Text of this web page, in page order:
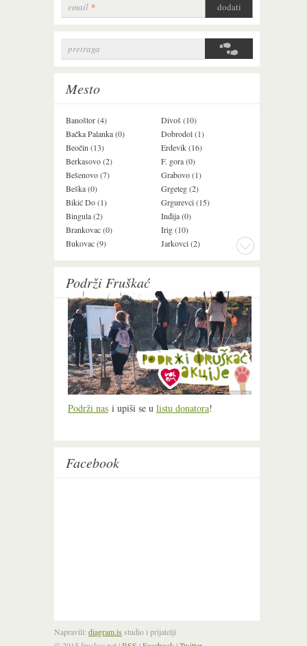
email *
Search form
pretraga
Mesto
Banoštor (4)
Bačka Palanka (0)
Beočin (13)
Berkasovo (2)
Bešenovo (7)
Beška (0)
Bikić Do (1)
Bingula (2)
Brankovac (0)
Bukovac (9)
Divoš (10)
Dobrodol (1)
Erdevik (16)
F. gora (0)
Grabovo (1)
Grgeteg (2)
Grgurevci (15)
Inđija (0)
Irig (10)
Jarkovci (2)
Podrži Fruškać
Podrži nas i upiši se u listu donatora!
Facebook
Napravili: diagram.is studio i prijatelji